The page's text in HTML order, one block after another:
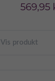
569,95
Vis produkt